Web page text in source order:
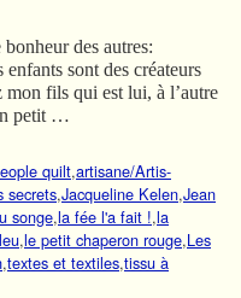
des autres:
créateurs
mon fils qui est lui, à l’autre
petit …
quilt,artisane/Artis-
secrets,Jacqueline Kelen,Jean
songe,la fée l'a fait !,la
,le petit chaperon rouge,Les
,textes et textiles,tissu à